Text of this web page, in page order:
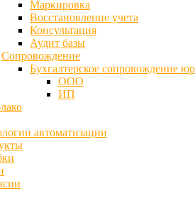
Маркировка
Восстановление учета
Консультация
Аудит базы
Cопровождение
Бухгалтерское сопровождение
ООО
ИП
автоматизации